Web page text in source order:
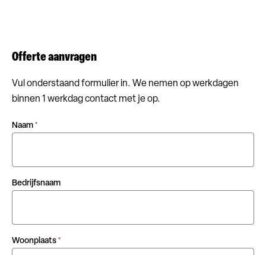
Offerte aanvragen
Vul onderstaand formulier in. We nemen op werkdagen
binnen 1 werkdag contact met je op.
Naam *
Bedrijfsnaam
Woonplaats *